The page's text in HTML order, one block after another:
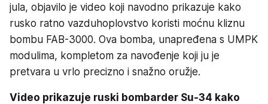
jula, objavilo je video koji navodno prikazuje kako
rusko ratno vazduhoplovstvo koristi moćnu kliznu
bombu FAB-3000. Ova bomba, unapređena s UMPK
modulima, kompletom za navođenje koji ju je
pretvara u vrlo precizno i snažno oružje.
Video prikazuje ruski bombarder Su-34 kako